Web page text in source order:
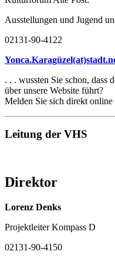
Ausstellungen und Jugend
02131-90-4122
. . . wussten Sie schon, dass
über unsere Website führt?
Melden Sie sich direkt
Leitung der VHS
Direktor
Lorenz Denks
Projektleiter Kompass D
02131-90-4150